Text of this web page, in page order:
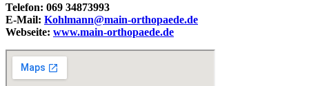
Telefon: 069 34873993
E-Mail:
ed.edeapohtro-niam
@nnamlhoK
Webseite: www.main-orthopaede.de